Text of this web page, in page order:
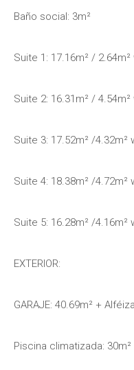
Baño social: 3m²
Suite 1: 17.16m² / 2.64m²
Suite 2: 16.31m² / 4.54m²
Suite 3: 17.52m² /4.32m²
Suite 4: 18.38m² /4.72m²
Suite 5: 16.28m² /4.16m²
EXTERIOR:
GARAJE: 40.69m² +
Piscina climatizada: